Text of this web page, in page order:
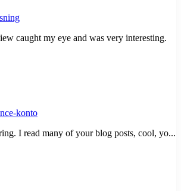
caught my eye and was very interesting.
konto
I read many of your blog posts, cool, yo...